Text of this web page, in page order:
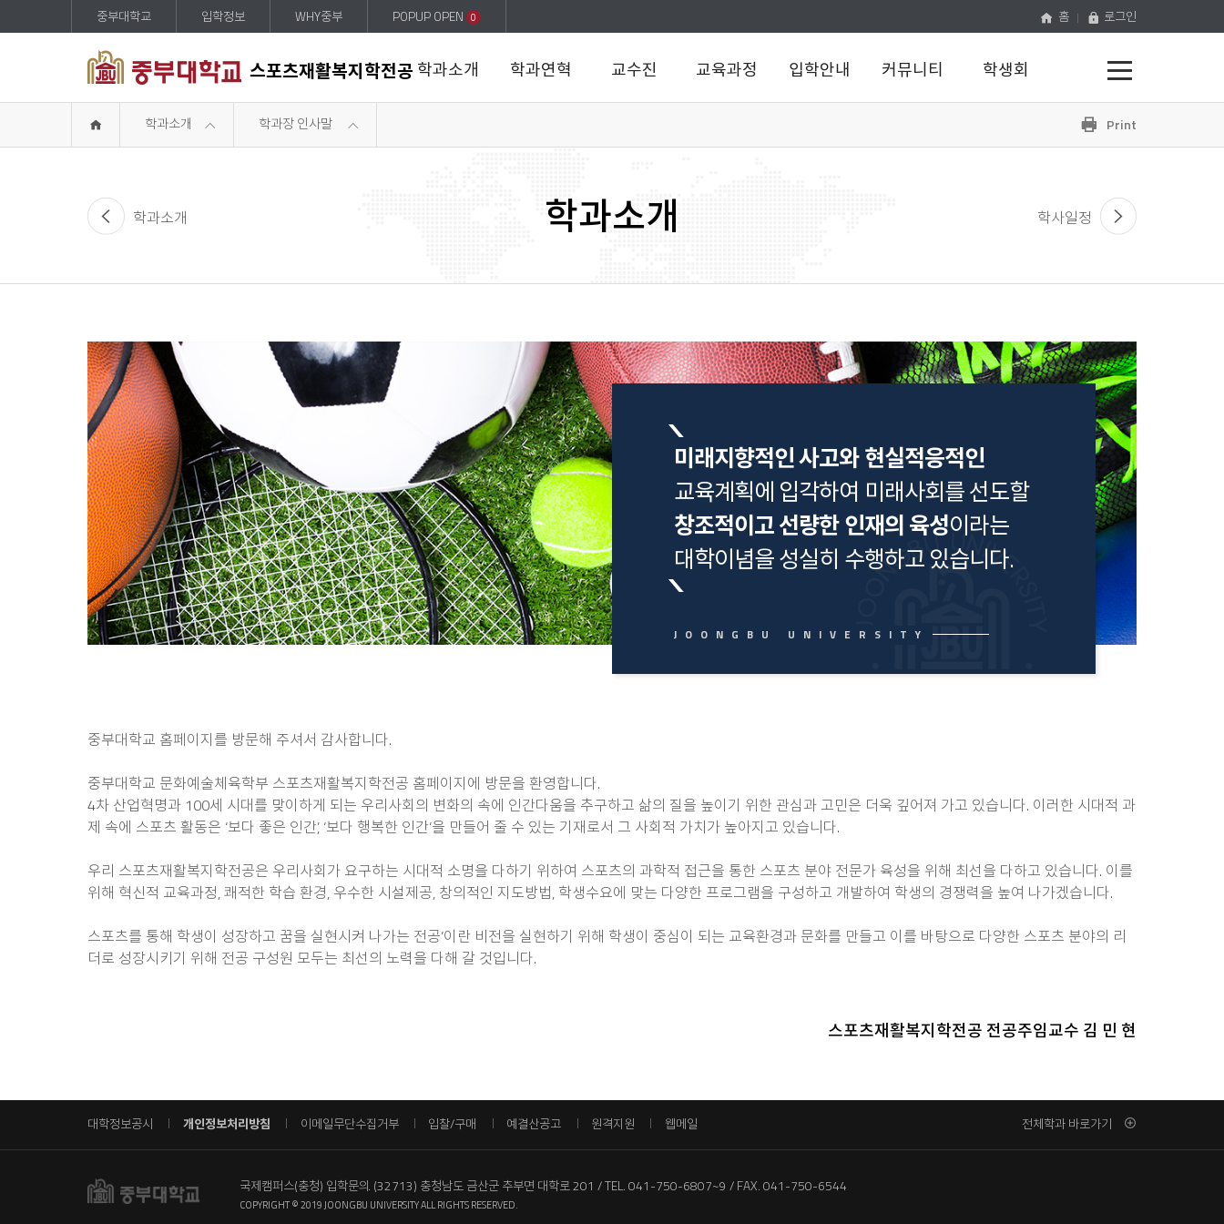
스포츠재활복지학전공
중부대학교 입학정보 WHY중부 POPUP OPEN 0 홈 로그인
학과소개 학과연혁 교수진 교육과정 입학안내 커뮤니티 학생회
학과소개
학과소개 학사일정
학과소개 학과장 인사말
유
프
트
미래지향적인 사고와 현실적응적인
교육계획에 입각하여 미래사회를 선도할
창조적이고 선량한 인재의 육성이라는
대학이념을 성실히 수행하고 있습니다.
중부대학교 홈페이지를 방문해 주셔서 감사합니다.
중부대학교 문화예술체육학부 스포츠재활복지학전공 홈페이지에 방문을 환영합니다.
4차 산업혁명과 100세 시대를 맞이하게 되는 우리사회의 변화의 속에 인간다움을 추구하고 삶의 질을 높이기 위한 관심과 고민은 더욱 깊어져 가고 있습니다. 이러한 시대적 과
제 속에 스포츠 활동은 ‘보다 좋은 인간’, ‘보다 행복한 인간’을 만들어 줄 수 있는 기재로서 그 사회적 가치가 높아지고 있습니다.
우리 스포츠재활복지학전공은 우리사회가 요구하는 시대적 소명을 다하기 위하여 스포츠의 과학적 접근을 통한 스포츠 분야 전문가 육성을 위해 최선을 다하고 있습니다. 이를
위해 혁신적 교육과정, 쾌적한 학습 환경, 우수한 시설제공, 창의적인 지도방법, 학생수요에 맞는 다양한 프로그램을 구성하고 개발하여 학생의 경쟁력을 높여 나가겠습니다.
스포츠를 통해 학생이 성장하고 꿈을 실현시켜 나가는 전공’이란 비전을 실현하기 위해 학생이 중심이 되는 교육환경과 문화를 만들고 이를 바탕으로 다양한 스포츠 분야의 리
더로 성장시키기 위해 전공 구성원 모두는 최선의 노력을 다해 갈 것입니다.
스포츠재활복지학전공 전공주임교수 김 민 현
대학정보공시 개인정보처리방침 이메일무단수집거부 입찰/구매 예결산공고 원격지원 웹메일 전체학과 바로가기
국제캠퍼스(충청) 입학문의 (32713) 충청남도 금산군 추부면 대학로 201 TEL. 041-750-6807~9 FAX. 041-750-6544
COPYRIGHT © 2019 JOONGBU UNIVERSITY ALL RIGHTS RESERVED.